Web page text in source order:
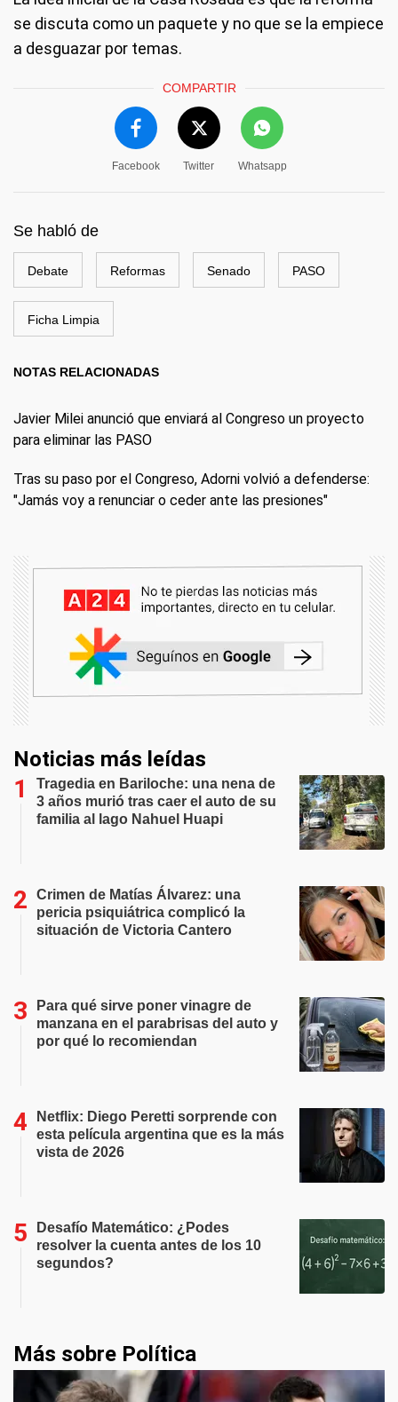
se discuta como un paquete y no que se la empiece
a desguazar por temas.
COMPARTIR
Facebook Twitter Whatsapp
Se habló de
Debate Reformas Senado PASO
Ficha Limpia
NOTAS RELACIONADAS
Javier Milei anunció que enviará al Congreso un proyecto
para eliminar las PASO
Tras su paso por el Congreso, Adorni volvió a defenderse:
"Jamás voy a renunciar o ceder ante las presiones"
Noticias más leídas
Tragedia en Bariloche: una nena de
3 años murió tras caer el auto de su
familia al lago Nahuel Huapi
Crimen de Matías Álvarez: una
pericia psiquiátrica complicó la
situación de Victoria Cantero
Para qué sirve poner vinagre de
manzana en el parabrisas del auto y
por qué lo recomiendan
Netflix: Diego Peretti sorprende con
esta película argentina que es la más
vista de 2026
Desafío Matemático: ¿Podes
resolver la cuenta antes de los 10
segundos?
Más sobre Política